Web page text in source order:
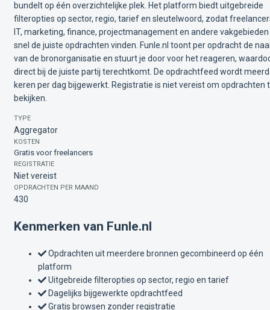
bundelt op één overzichtelijke plek. Het platform biedt uitgebreide
filteropties op sector, regio, tarief en sleutelwoord, zodat
IT, marketing, finance, projectmanagement en andere vakgebieden
snel de juiste opdrachten vinden. Funle.nl toont per opdracht de
van de bronorganisatie en stuurt je door voor het reageren,
direct bij de juiste partij terechtkomt. De opdrachtfeed wordt
keren per dag bijgewerkt. Registratie is niet vereist om opdrachten
bekijken.
TYPE
Aggregator
KOSTEN
Gratis voor freelancers
REGISTRATIE
Niet vereist
OPDRACHTEN PER MAAND
430
Kenmerken van Funle.nl
Opdrachten uit meerdere bronnen gecombineerd op één
platform
Uitgebreide filteropties op sector, regio en tarief
Dagelijks bijgewerkte opdrachtfeed
Gratis browsen zonder registratie